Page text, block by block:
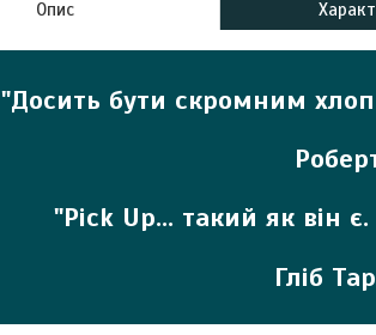
Опис
"Досить бути скромним
"Pick Up... такий як він
Гліб